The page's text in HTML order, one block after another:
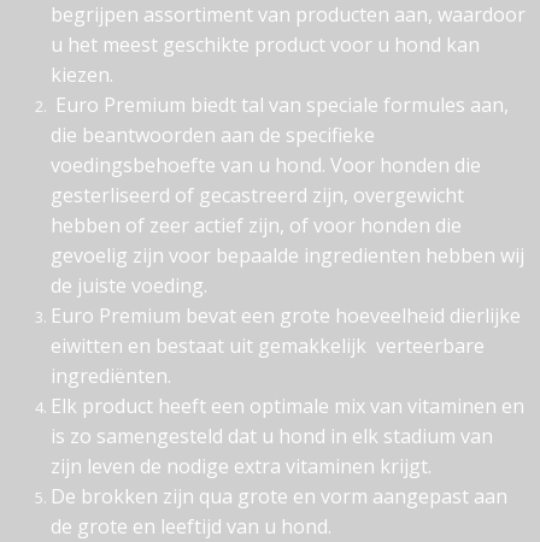
begrijpen assortiment van producten aan, waardoor
u het meest geschikte product voor u hond kan
kiezen.
Euro Premium biedt tal van speciale formules aan,
die beantwoorden aan de specifieke
voedingsbehoefte van u hond. Voor honden die
gesterliseerd of gecastreerd zijn, overgewicht
hebben of zeer actief zijn, of voor honden die
gevoelig zijn voor bepaalde ingredienten hebben wij
de juiste voeding.
Euro Premium bevat een grote hoeveelheid dierlijke
eiwitten en bestaat uit gemakkelijk verteerbare
ingrediënten.
Elk product heeft een optimale mix van vitaminen en
is zo samengesteld dat u hond in elk stadium van
zijn leven de nodige extra vitaminen krijgt.
De brokken zijn qua grote en vorm aangepast aan
de grote en leeftijd van u hond.